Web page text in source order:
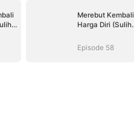
Merebut Kembali
Harga Diri (Sulih
Episode 58